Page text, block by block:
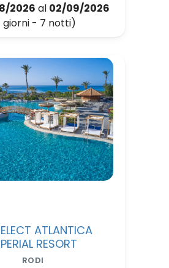
2026 al 02/09/2026
giorni - 7 notti)
ATLANTICA
RESORT
RODI